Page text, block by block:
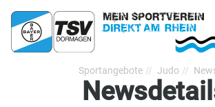
TSV
Bayer
Dormagen
Sportangebote Judo